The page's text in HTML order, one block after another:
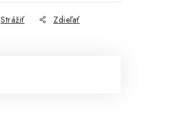
Strážiť Zdieľať